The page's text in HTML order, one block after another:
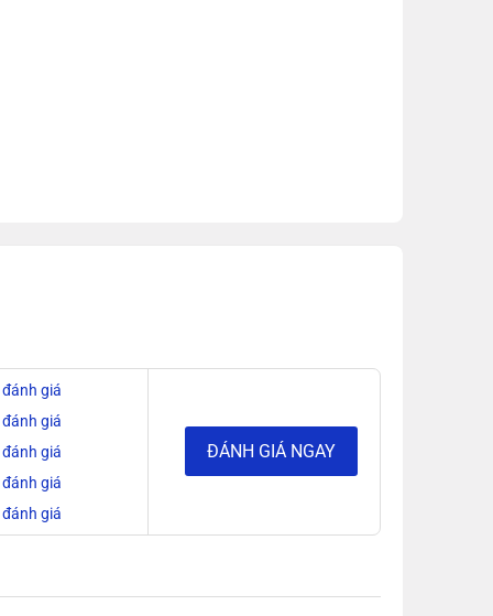
giá
giá
giá
giá
giá
ĐÁNH GIÁ NGAY